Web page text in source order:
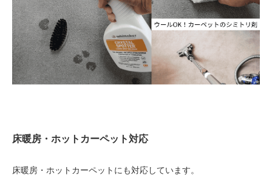
床暖房・ホットカーペット対応
床暖房・ホットカーペットにも対応しています。